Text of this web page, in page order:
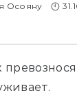
Осояну